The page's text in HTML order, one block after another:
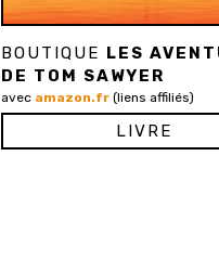
BOUTIQUE LES
DE TOM SAWYER
avec amazon.fr (liens affiliés)
LIVRE